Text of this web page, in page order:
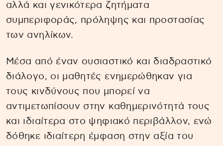
αλλά και γενικότερα ζητήματα
συμπεριφοράς, πρόληψης και προστασίας
των ανηλίκων.
Μέσα από έναν ουσιαστικό και διαδραστικό
διάλογο, οι μαθητές ενημερώθηκαν για
τους κινδύνους που μπορεί να
αντιμετωπίσουν στην καθημερινότητά τους
και ιδιαίτερα στο ψηφιακό περιβάλλον, ενώ
δόθηκε ιδιαίτερη έμφαση στην αξία του